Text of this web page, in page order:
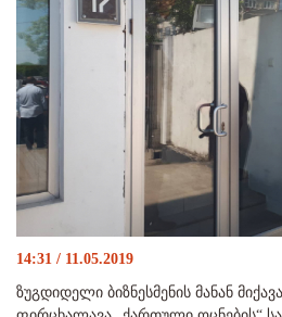
14:31 / 11.05.2019
ზუგდიდელი ბიზნესმენის მანან